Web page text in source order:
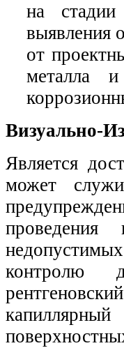
на стадии
выявления
от
металла
Визуально-
Является
может
проведения
контролю